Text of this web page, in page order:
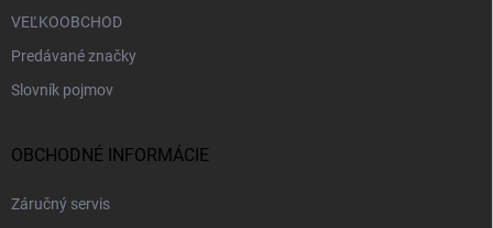
VEĽKOOBCHOD
Predávané značky
Slovník pojmov
OBCHODNÉ INFORMÁCIE
Záručný servis